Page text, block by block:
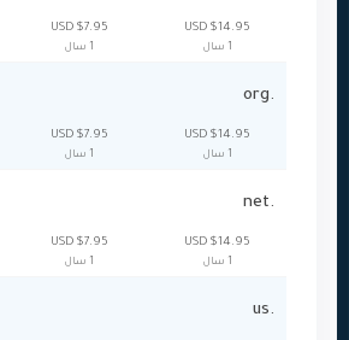
$14.95 USD
1 سال
$7.95 USD
1 سال
.org
$14.95 USD
1 سال
$7.95 USD
1 سال
.net
$14.95 USD
1 سال
$7.95 USD
1 سال
.us